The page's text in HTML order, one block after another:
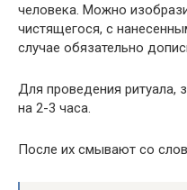
человека. Можно
чистящегося, с
случае обязательно
Для проведения ритуала,
на 2-3 часа.
После их смывают со